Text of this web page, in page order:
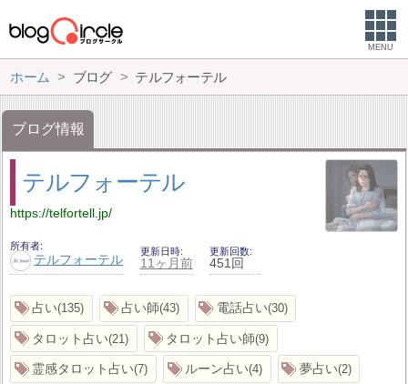
MENU
ホーム ブログ テルフォーテル
ブログ情報
テルフォーテル
https://telfortell.jp/
所有者
テルフォーテル
更新日時
11ヶ月前
更新回数
451回
占い 135 占い師 43 電話占い 30
タロット占い 21 タロット占い師 9
霊感タロット占い 7 ルーン占い 4 夢占い 2